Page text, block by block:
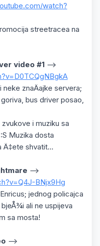
watch?
streetracea na
video #1 -->
znaÄajke servera;
bus driver posao,
i muziku sa
Muzika dosta
Ä‡ete shvatit...
-->
BNjx9Hg
jednog policajca
bjeÅ¾i ali ne uspijeva
sa mosta!
-->